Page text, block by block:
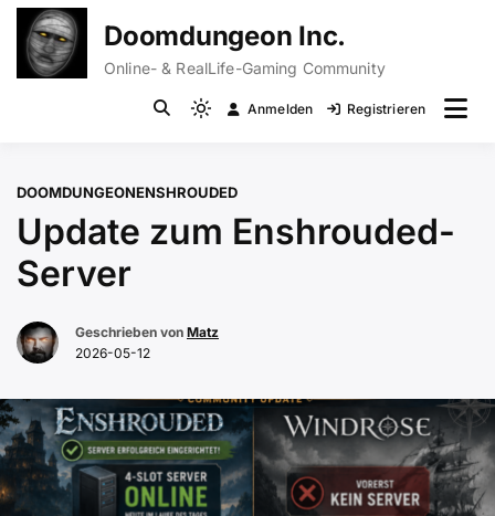
Zum
Inhalt
springen
Doomdungeon Inc.
Online- & RealLife-Gaming Community
Light
to
switch
Anmelden Registrieren
DOOMDUNGEONENSHROUDED
Update zum Enshrouded-
Server
Geschrieben von Matz
2026-05-12